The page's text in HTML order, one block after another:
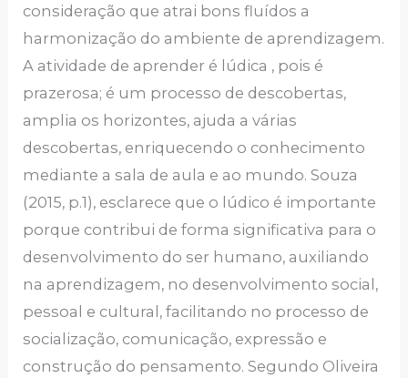
consideração que atrai bons fluídos a
harmonização do ambiente de aprendizagem.
A atividade de aprender é lúdica , pois é
prazerosa; é um processo de descobertas,
amplia os horizontes, ajuda a várias
descobertas, enriquecendo o conhecimento
mediante a sala de aula e ao mundo. Souza
(2015, p.1), esclarece que o lúdico é importante
porque contribui de forma significativa para o
desenvolvimento do ser humano, auxiliando
na aprendizagem, no desenvolvimento social,
pessoal e cultural, facilitando no processo de
socialização, comunicação, expressão e
construção do pensamento. Segundo Oliveira